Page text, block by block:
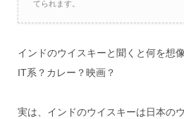
てられます。
インドのウイスキーと聞くと何を想
IT系？カレー？映画？
実は、インドのウイスキーは日本の